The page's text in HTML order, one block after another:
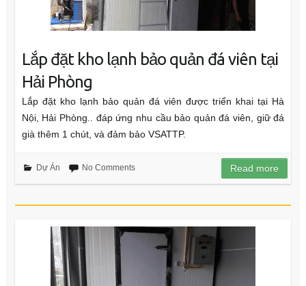
Lắp đặt kho lạnh bảo quản đá viên tại
Hải Phòng
Lắp đặt kho lạnh bảo quản đá viên được triển khai tại Hà
Nội, Hải Phòng.. đáp ứng nhu cầu bảo quản đá viên, giữ đá
già thêm 1 chút, và đảm bảo VSATTP.
Dự Án No Comments Read more